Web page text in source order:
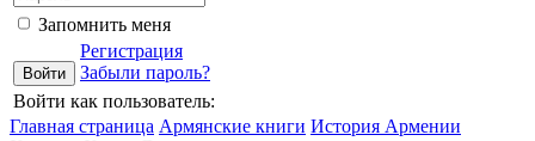
Запомнить меня
Регистрация
Забыли пароль?
Войти как пользователь:
Главная страница Армянские книги История Армении